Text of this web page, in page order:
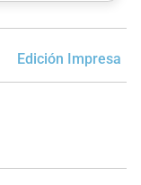
Edición Impresa